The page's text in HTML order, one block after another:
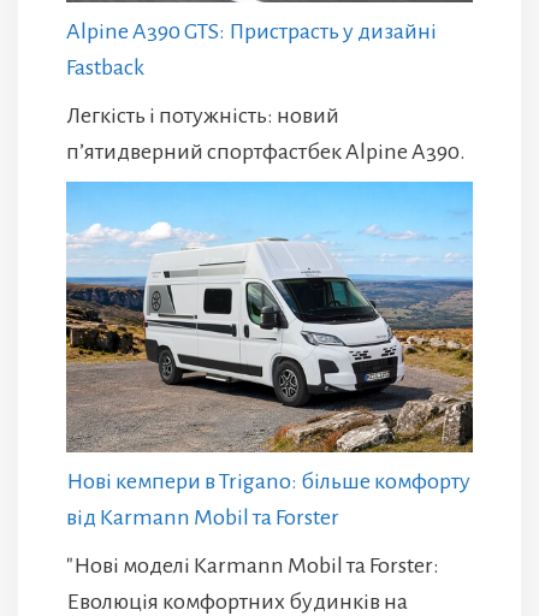
Alpine A390 GTS: Пристрасть у дизайні
Fastback
Легкість і потужність: новий
п’ятидверний спортфастбек Alpine A390.
Нові кемпери в Trigano: більше комфорту
від Karmann Mobil та Forster
"Нові моделі Karmann Mobil та Forster:
Еволюція комфортних будинків на